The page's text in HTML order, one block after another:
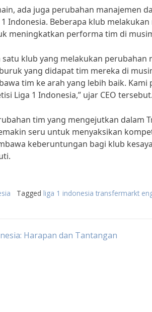
ada juga perubahan manajemen
Indonesia. Beberapa klub
meningkatkan performa tim di
satu klub yang melakukan
yang didapat tim mereka di
tim ke arah yang lebih baik.
Liga 1 Indonesia,” ujar CEO tersebut.
tim yang mengejutkan dalam
seru untuk menyaksikan
keberuntungan bagi klub
Tagged liga 1 indonesia transfermarkt
Harapan dan Tantangan